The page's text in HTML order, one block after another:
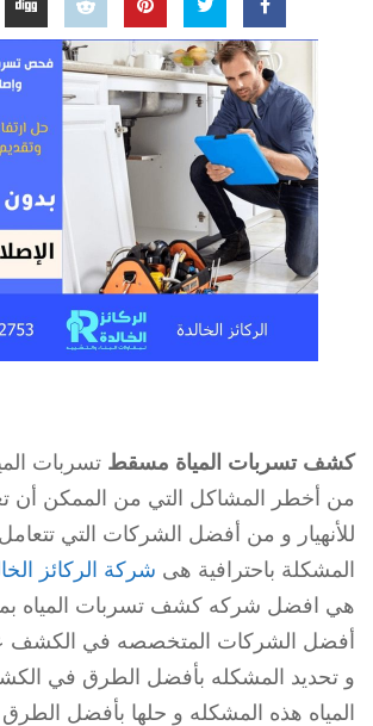
كشف تسربات المياة مسقط تسربات
من أخطر المشاكل التي من الممكن أن
للأنهيار و من أفضل الشركات التي
المشكلة باحترافية هى شركة الركائز
هي افضل شركه كشف تسربات المياه
أفضل الشركات المتخصصه في الكشف
و تحديد المشكله بأفضل الطرق في
المياه هذه المشكله و حلها بأفضل الطرق